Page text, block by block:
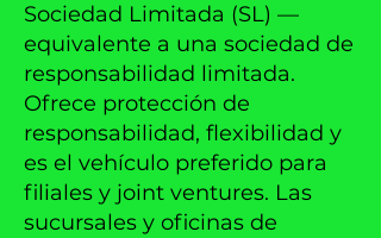
Sociedad Limitada (SL) —
equivalente a una sociedad de
responsabilidad limitada.
Ofrece protección de
responsabilidad, flexibilidad y
es el vehículo preferido para
filiales y joint ventures. Las
sucursales y oficinas de